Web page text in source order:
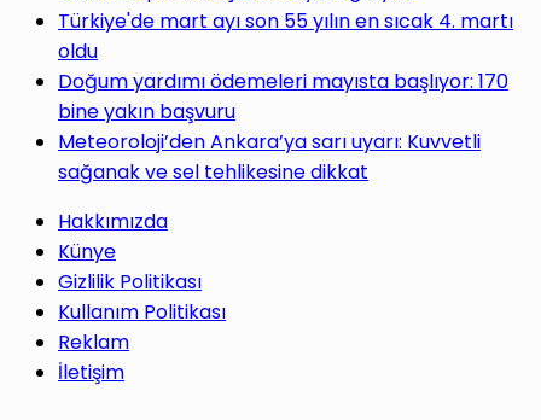
Türkiye'de mart ayı son 55 yılın en sıcak 4. martı
oldu
Doğum yardımı ödemeleri mayısta başlıyor: 170
bine yakın başvuru
Meteoroloji’den Ankara’ya sarı uyarı: Kuvvetli
sağanak ve sel tehlikesine dikkat
Hakkımızda
Künye
Gizlilik Politikası
Kullanım Politikası
Reklam
İletişim